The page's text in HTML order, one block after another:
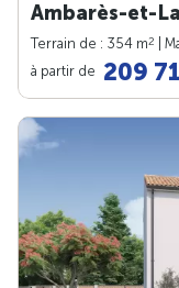
Ambarès-et-
Terrain de : 354 m2 |
à partir de 209